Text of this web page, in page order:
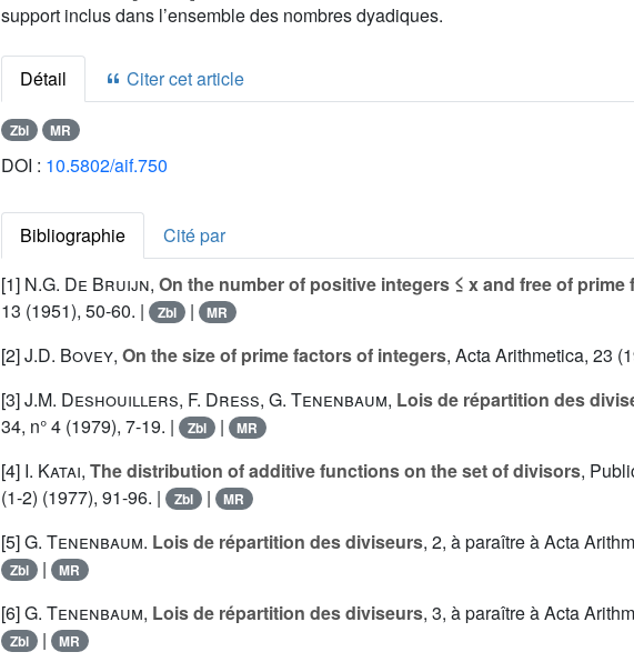
support inclus dans l’ensemble des nombres dyadiques.
Détail Citer cet article
Zbl MR
DOI : 10.5802/aif.750
Bibliographie
Cité par
[1] N.G. De Bruijn, On the number of positive integers ≤ x and free of prime
13 (1951), 50-60. |
Zbl | MR
[2]J.D. Bovey, On the size of prime factors of integers, Acta Arithmetica, 23
[3]J.M. Deshouillers, F. Dress, G. Tenenbaum, Lois de répartition des
34, n° 4 (1979), 7-19. |
Zbl | MR
[4] I. Katai, The distribution of additive functions on the set of divisors,
(1-2) (1977), 91-96. |
Zbl | MR
[5]G. Tenenbaum. Lois de répartition des diviseurs, 2, à paraître à Acta
Zbl | MR
[6]G. Tenenbaum, Lois de répartition des diviseurs, 3, à paraître à Acta
Zbl | MR